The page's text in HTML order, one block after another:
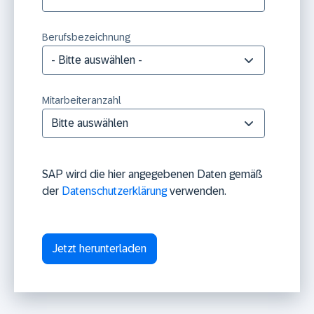
Berufsbezeichnung
Mitarbeiteranzahl
SAP wird die hier angegebenen Daten gemäß
der Datenschutzerklärungverwenden.